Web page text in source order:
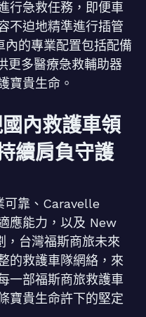
行急救任務，即便車
不迫地精準進行插管
內的專業配置包括配備
更多醫療急救輔助器
寶貴生命。
內救護車領
續肩負守護
可靠、Caravelle
應能力，以及 New
台灣福斯商旅未來
的救護車隊網絡，來
一部福斯商旅救護車
寶貴生命許下的堅定